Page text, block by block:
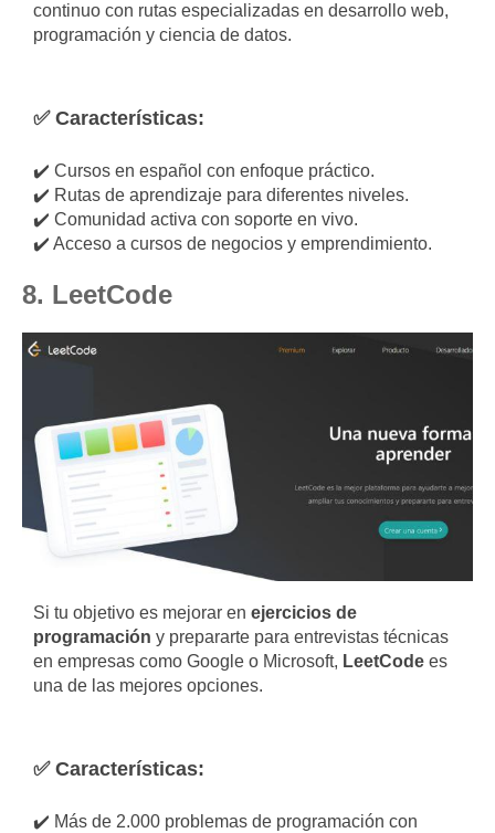
continuo con rutas especializadas en desarrollo web,
programación y ciencia de datos.
✅ Características:
✔️ Cursos en español con enfoque práctico.
✔️ Rutas de aprendizaje para diferentes niveles.
✔️ Comunidad activa con soporte en vivo.
✔️ Acceso a cursos de negocios y emprendimiento.
8. LeetCode
Si tu objetivo es mejorar en ejercicios de
programación y prepararte para entrevistas técnicas
en empresas como Google o Microsoft, LeetCode es
una de las mejores opciones.
✅ Características:
✔️ Más de 2.000 problemas de programación con